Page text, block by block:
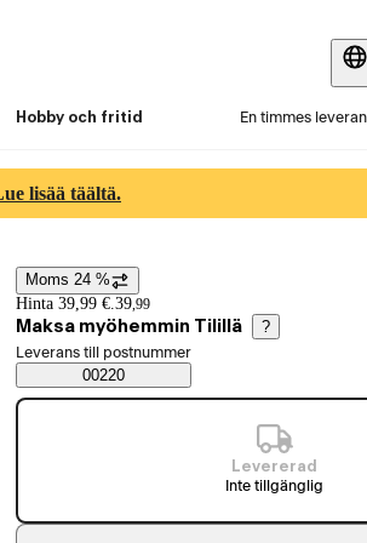
Hobby och fritid En timmes
lisää täältä.
Prisinformation
Moms 24 %
Hinta 39,99 €.39,99
Maksa myöhemmin Tilillä ?
Saatavuustiedot
Välj beställningssätt
Leverans till postnummer
00220
Levererad
Inte tillgänglig